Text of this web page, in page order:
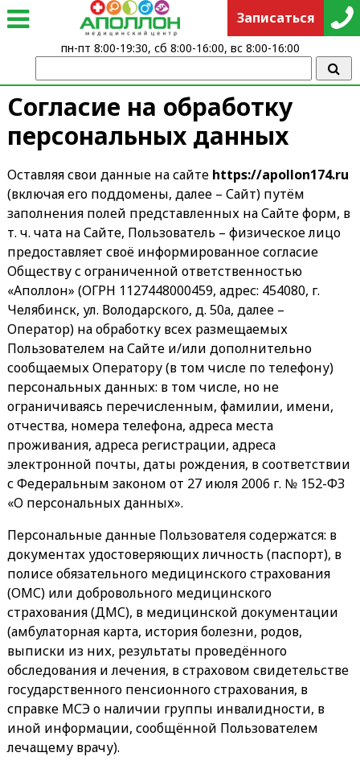
Согласие на обработку
персональных данных
Оставляя свои данные на сайте https://apollon174.ru
(включая его поддомены, далее – Сайт) путём
заполнения полей представленных на Сайте форм, в
т. ч. чата на Сайте, Пользователь – физическое лицо
предоставляет своё информированное согласие
Обществу с ограниченной ответственностью
«Аполлон» (ОГРН 1127448000459, адрес: 454080, г.
Челябинск, ул. Володарского, д. 50а, далее –
Оператор) на обработку всех размещаемых
Пользователем на Сайте и/или дополнительно
сообщаемых Оператору (в том числе по телефону)
персональных данных: в том числе, но не
ограничиваясь перечисленным, фамилии, имени,
отчества, номера телефона, адреса места
проживания, адреса регистрации, адреса
электронной почты, даты рождения, в соответствии
с Федеральным законом от 27 июля 2006 г. № 152-ФЗ
«О персональных данных».
Персональные данные Пользователя содержатся: в
документах удостоверяющих личность (паспорт), в
полисе обязательного медицинского страхования
(ОМС) или добровольного медицинского
страхования (ДМС), в медицинской документации
(амбулаторная карта, история болезни, родов,
выписки из них, результаты проведённого
обследования и лечения, в страховом свидетельстве
государственного пенсионного страхования, в
справке МСЭ о наличии группы инвалидности, в
иной информации, сообщённой Пользователем
лечащему врачу).
Записаться
пн-пт 8:00-19:30, сб 8:00-16:00, вс 8:00-16:00